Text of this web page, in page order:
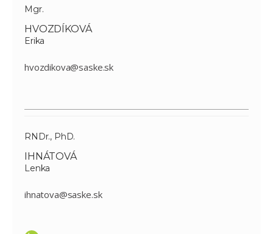
Mgr.
HVOZDÍKOVÁ
Erika
hvozdikova@saske.sk
RNDr., PhD.
IHNÁTOVÁ
Lenka
ihnatova@saske.sk